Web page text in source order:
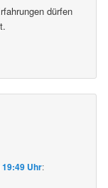
dürfen
19:49 Uhr: